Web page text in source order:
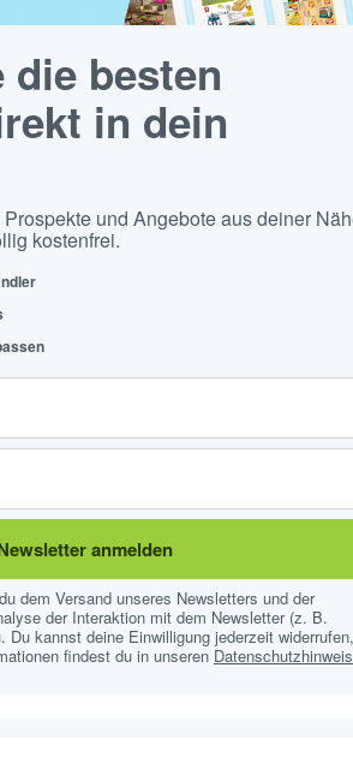
die besten
in dein
und Angebote aus deiner
kostenfrei.
anmelden
dem Versand unseres Newsletters und der
der Interaktion mit dem Newsletter (z. B.
kannst deine Einwilligung jederzeit
findest du in unseren